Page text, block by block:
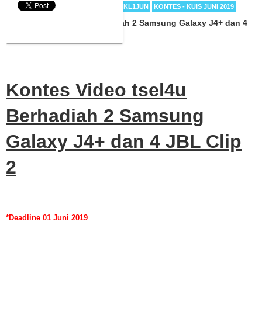
BYWEBBUDI.COM KL1JUN KONTES - KUIS JUNI 2019
Kontes Video tsel4u Berhadiah 2 Samsung Galaxy J4+ dan 4
Kontes Video tsel4u
Berhadiah 2 Samsung
Galaxy J4+ dan 4 JBL Clip
2
*Deadline 01 Juni 2019